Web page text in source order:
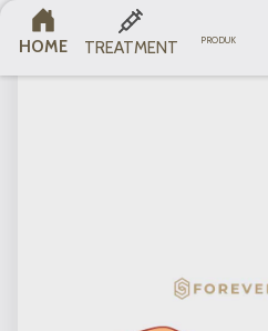
HOME TREATMENT PRODUK